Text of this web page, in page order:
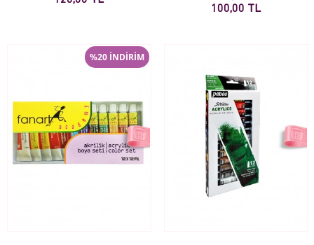
100,00 TL
%20 İNDİRİM